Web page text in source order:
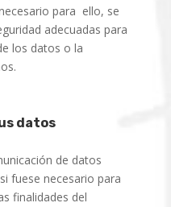
para ello, se
adecuadas para
los datos o la
datos
de datos
fuese necesario para
finalidades del